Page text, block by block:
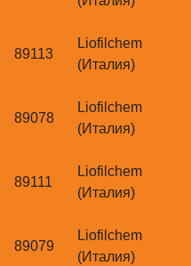
89113
Liofilchem
(Италия)
89078
Liofilchem
(Италия)
89111
Liofilchem
(Италия)
89079
Liofilchem
(Италия)